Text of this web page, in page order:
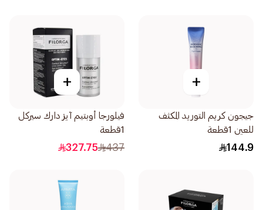
+
جيجون كريم التوريد المكثف
للعين 1قطعة
144.9
+
فيلورجا أوبتيم آيز دارك سيركل
1قطعة
437
327.75